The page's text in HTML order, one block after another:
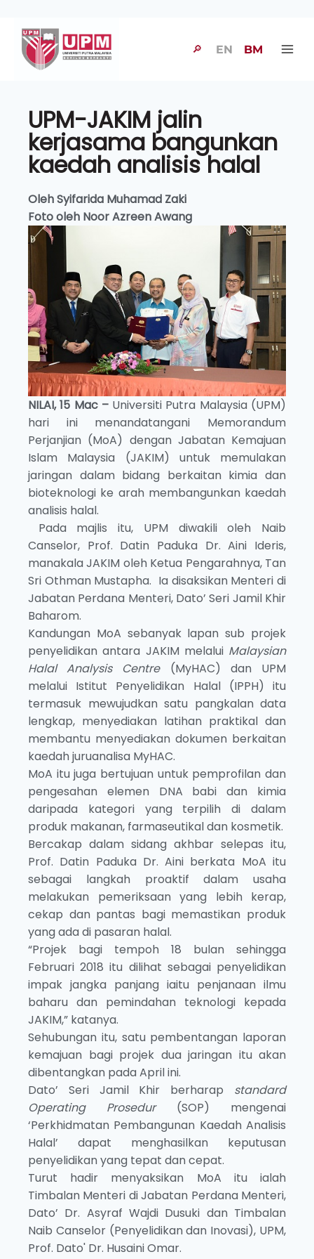
🔎 EN BM
UPM-JAKIM jalin
kerjasama bangunkan
kaedah analisis halal
Oleh Syifarida Muhamad Zaki
Foto oleh Noor Azreen Awang
NILAI, 15 Mac – Universiti Putra Malaysia (UPM)
hari ini menandatangani Memorandum
Perjanjian (MoA) dengan Jabatan Kemajuan
Islam Malaysia (JAKIM) untuk memulakan
jaringan dalam bidang berkaitan kimia dan
bioteknologi ke arah membangunkan kaedah
analisis halal.
Pada majlis itu, UPM diwakili oleh Naib
Canselor, Prof. Datin Paduka Dr. Aini Ideris,
manakala JAKIM oleh Ketua Pengarahnya, Tan
Sri Othman Mustapha. Ia disaksikan Menteri di
Jabatan Perdana Menteri, Dato’ Seri Jamil Khir
Baharom.
Kandungan MoA sebanyak lapan sub projek
penyelidikan antara JAKIM melalui Malaysian
Halal Analysis Centre(MyHAC) dan UPM
melalui Istitut Penyelidikan Halal (IPPH) itu
termasuk mewujudkan satu pangkalan data
lengkap, menyediakan latihan praktikal dan
membantu menyediakan dokumen berkaitan
kaedah juruanalisa MyHAC.
MoA itu juga bertujuan untuk pemprofilan dan
pengesahan elemen DNA babi dan kimia
daripada kategori yang terpilih di dalam
produk makanan, farmaseutikal dan kosmetik.
Bercakap dalam sidang akhbar selepas itu,
Prof. Datin Paduka Dr. Aini berkata MoA itu
sebagai langkah proaktif dalam usaha
melakukan pemeriksaan yang lebih kerap,
cekap dan pantas bagi memastikan produk
yang ada di pasaran halal.
“Projek bagi tempoh 18 bulan sehingga
Februari 2018 itu dilihat sebagai penyelidikan
impak jangka panjang iaitu penjanaan ilmu
baharu dan pemindahan teknologi kepada
JAKIM,” katanya.
Sehubungan itu, satu pembentangan laporan
kemajuan bagi projek dua jaringan itu akan
dibentangkan pada April ini.
Dato’ Seri Jamil Khir berharap standard
Operating Prosedur(SOP) mengenai
‘Perkhidmatan Pembangunan Kaedah Analisis
Halal’ dapat menghasilkan keputusan
penyelidikan yang tepat dan cepat.
Turut hadir menyaksikan MoA itu ialah
Timbalan Menteri di Jabatan Perdana Menteri,
Dato’ Dr. Asyraf Wajdi Dusuki dan Timbalan
Naib Canselor (Penyelidikan dan Inovasi), UPM,
Prof. Dato' Dr. Husaini Omar.